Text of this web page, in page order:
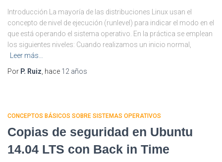
Introducción La mayoría de las distribuciones Linux usan el
concepto de nivel de ejecución (runlevel) para indicar el modo en el
que está operando el sistema operativo. En la práctica se emplean
los siguientes niveles: Cuando realizamos un inicio normal,
Leer más…
Por P. Ruiz , hace 12 años
CONCEPTOS BÁSICOS SOBRE SISTEMAS OPERATIVOS
Copias de seguridad en Ubuntu
14.04 LTS con Back in Time